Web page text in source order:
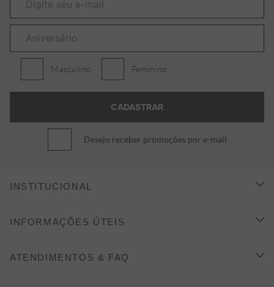
Masculino Feminino
Desejo receber promoções por e-mail
INSTITUCIONAL
CONHEÇA A ALEATORY
INFORMAÇÕES ÚTEIS
ATENDIMENTOS & FAQ